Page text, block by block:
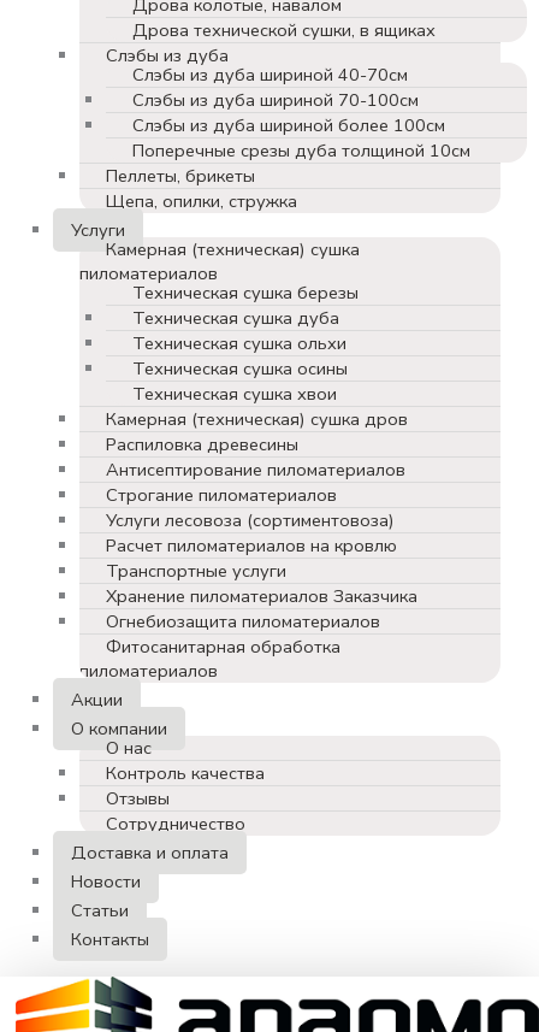
Дрова технической сушки, в ящиках
Слэбы из дуба
Слэбы из дуба шириной 40-70см
Слэбы из дуба шириной 70-100см
Слэбы из дуба шириной более 100см
Поперечные срезы дуба толщиной 10см
Пеллеты, брикеты
Щепа, опилки, стружка
Услуги
Камерная (техническая) сушка
пиломатериалов
Техническая сушка березы
Техническая сушка дуба
Техническая сушка ольхи
Техническая сушка осины
Техническая сушка хвои
Камерная (техническая) сушка дров
Распиловка древесины
Антисептирование пиломатериалов
Строгание пиломатериалов
Услуги лесовоза (сортиментовоза)
Расчет пиломатериалов на кровлю
Транспортные услуги
Хранение пиломатериалов Заказчика
Огнебиозащита пиломатериалов
Фитосанитарная обработка
пиломатериалов
Акции
О компании
О нас
Контроль качества
Отзывы
Сотрудничество
Доставка и оплата
Новости
Статьи
Контакты